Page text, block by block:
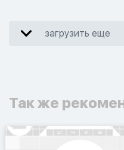
загрузить еще
Так же